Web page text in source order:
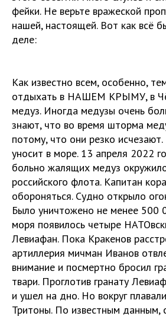
фейки. Не верьте вражеской
нашей, настоящей. Вот как всё
деле:
Как известно всем, особенно,
отдыхать в НАШЕМ КРЫМУ, в
медуз. Иногда медузы очень
знают, что во время шторма
потому, что они резко
уносит в море. 13 апреля 2022
больно жалящих медуз
российского флота. Капитан
обороняться. Судно открыло
Было уничтожено не менее 500
моря появилось четыре
Левиафан. Пока Кракенов
артиллерия мичман Иванов
внимание и посмертно бросил
твари. Проглотив гранату
и ушел на дно. Но вокруг
Тритоны. По известным данным,